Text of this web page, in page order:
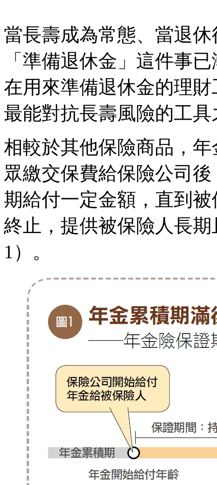
當長壽成為常態、當退
「準備退休金」這件事
在用來準備退休金的理
最能對抗長壽風險的工具
相較於其他保險商品，
眾繳交保費給保險公司
期給付一定金額，直到
終止，提供被保險人長
1）。